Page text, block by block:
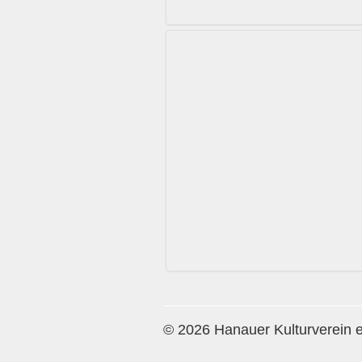
© 2026 Hanauer Kulturverein